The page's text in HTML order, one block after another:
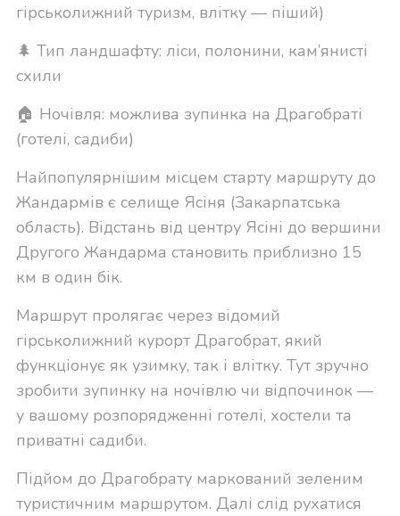
гірськолижний туризм, влітку — піший)
🌲 Тип ландшафту: ліси, полонини, кам’янисті
схили
🏠 Ночівля: можлива зупинка на Драгобраті
(готелі, садиби)
Найпопулярнішим місцем старту маршруту до
Жандармів є селище Ясіня (Закарпатська
область). Відстань від центру Ясіні до вершини
Другого Жандарма становить приблизно 15
км в один бік.
Маршрут пролягає через відомий
гірськолижний курорт Драгобрат, який
функціонує як узимку, так і влітку. Тут зручно
зробити зупинку на ночівлю чи відпочинок —
у вашому розпорядженні готелі, хостели та
приватні садиби.
Підйом до Драгобрату маркований зеленим
туристичним маршрутом. Далі слід рухатися